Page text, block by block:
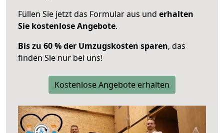
Füllen Sie jetzt das Formular aus und erhalten
Sie kostenlose Angebote.
Bis zu 60 % der Umzugskosten sparen, das
finden Sie nur bei uns!
Kostenlose Angebote erhalten